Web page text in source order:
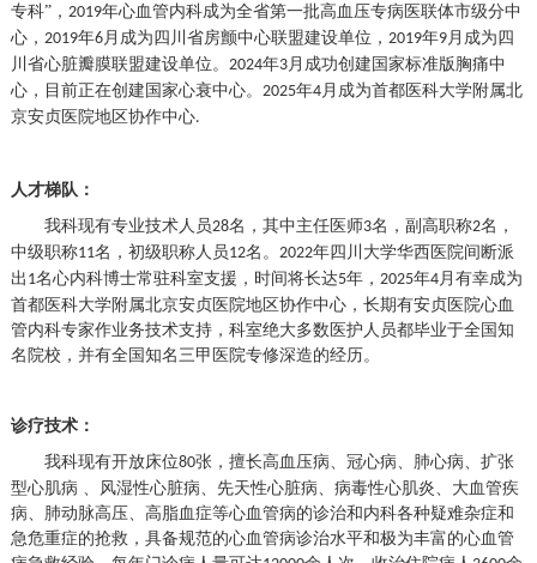
专科”， 2019年心血管内科成为全省第一批高血压专病医联体市级分中
心， 2019年6月成为四川省房颤中心联盟建设单位， 2019年9月成为四
川省心脏瓣膜联盟建设单位。 2024年3月 成功创建 国家标准版胸痛中
心， 目前正在创建国家心衰中心。 2025年4月成为首都医科大学附属北
京安贞医院地区协作中心.
人才梯队：
我科现有专业技术人员28名，其中主任医师3名，副 高职称2名，
中级职称11名，初级职称人员12名 。 2022年四川大学华西医院间断派
出 1名心内科博士常驻科室支援 ，时间将长达5年， 2025年4月有幸成为
首都医科大学附属北京安贞医院地区协作中心，长期有安贞医院心血
管内科专家作业务技术支持， 科室绝大多数 医护 人员都毕业于全国知
名院校，并有全国知名三甲医院专修深造的经历。
诊疗技术：
我科现有开放床位80张， 擅长高血压病、冠心病、肺心病、扩张
型心肌病 、风湿性心脏病、 先天性心脏病、 病毒性心肌炎、 大血管疾
病、肺动脉高压、高脂血症等心血管病的诊治和内科各种疑难杂症和
急危重症的抢救，具备规范的心血管病诊治水平和极为丰富的心血管